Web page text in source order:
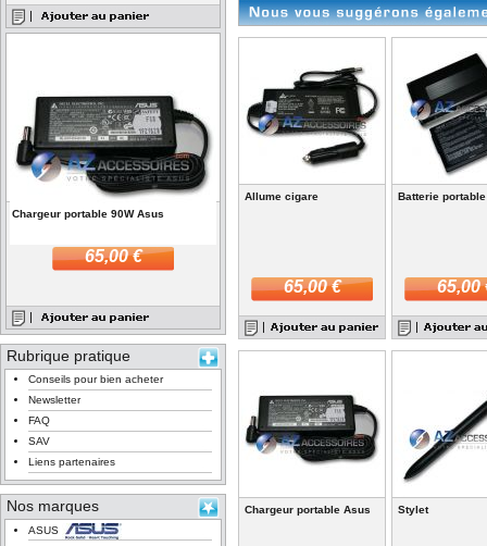
Chargeur portable 90W Asus
65,00 €
Rubrique pratique
Conseils pour bien acheter
Newsletter
FAQ
SAV
Liens partenaires
Nos marques
ASUS
Allume cigare
65,00 €
Batterie
65,00
Chargeur portable Asus Stylet